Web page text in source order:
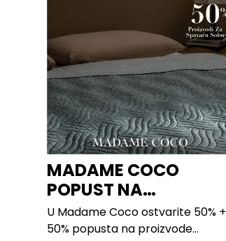
MADAME COCO
POPUST NA
PROIZVODE ZA
SPAVAĆU SOBU
U Madame Coco ostvarite 50% +
50% popusta na proizvode...